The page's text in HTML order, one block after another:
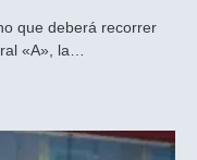
que deberá recorrer
«A», la…